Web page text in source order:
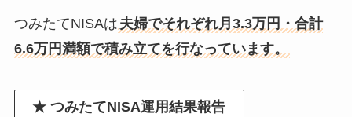
つみたてNISAは 夫婦でそれぞれ月3.3万円・合計
6.6万円満額で積み立てを行なっています。
★ つみたてNISA運用結果報告